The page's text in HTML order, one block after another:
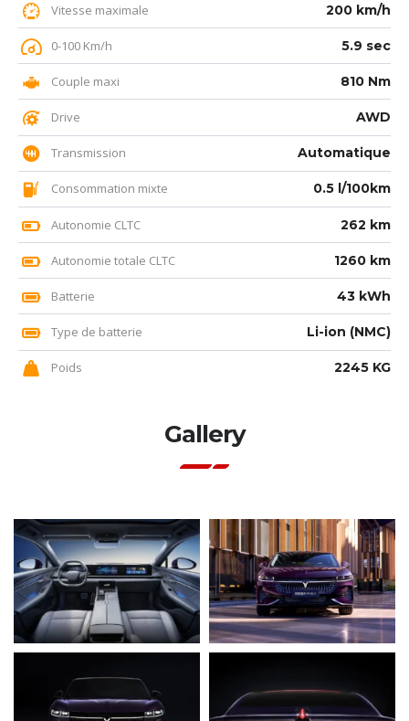
Vitesse maximale 200 km/h
0-100 Km/h 5.9 sec
Couple maxi 810 Nm
Drive AWD
Transmission Automatique
Consommation mixte 0.5 l/100km
Autonomie CLTC 262 km
Autonomie totale CLTC 1260 km
Batterie 43 kWh
Type de batterie Li-ion (NMC)
Poids 2245 KG
Gallery